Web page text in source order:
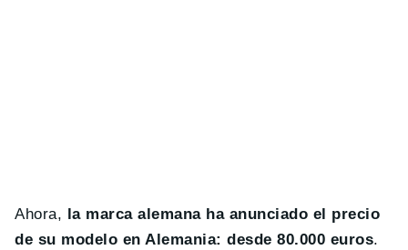
Ahora, la marca alemana ha anunciado el precio
de su modelo en Alemania: desde 80.000 euros.